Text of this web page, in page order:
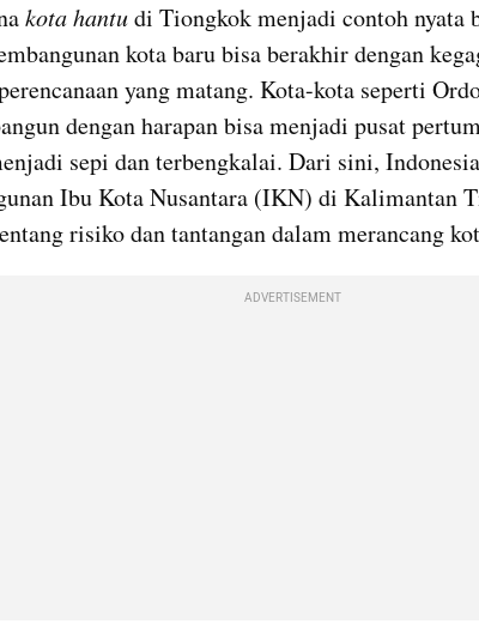
kota hantu di Tiongkok menjadi contoh nyata
kota baru bisa berakhir dengan
yang matang. Kota-kota seperti
dengan harapan bisa menjadi pusat
sepi dan terbengkalai. Dari sini,
Ibu Kota Nusantara (IKN) di Kalimantan
risiko dan tantangan dalam merancang
ADVERTISEMENT